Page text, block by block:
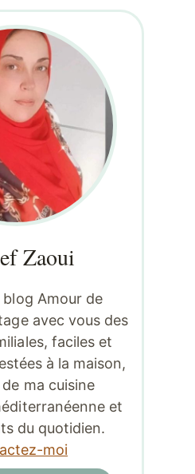
Zaoui
Amour de
avec vous des
faciles et
à la maison,
ma cuisine
et
du quotidien.
moi